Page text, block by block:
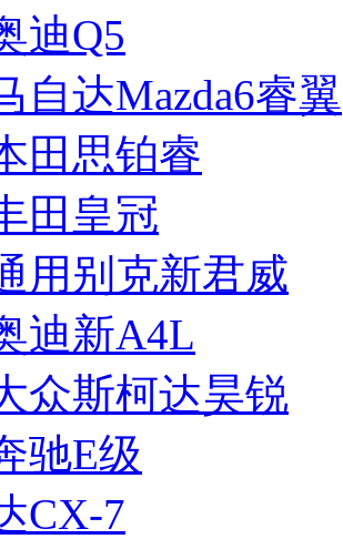
迪Q5
自达Mazda6睿翼
田思铂睿
田皇冠
用别克新君威
迪新A4L
众斯柯达昊锐
驰E级
CX-7